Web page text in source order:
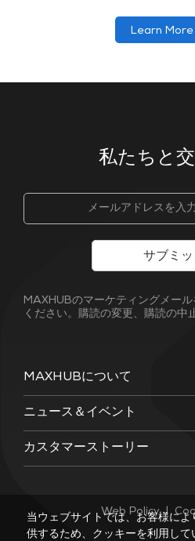
Learn More
私たちと
MAXHUBについて
ニュース＆イベント
カスタマーストーリー
サブミッ
MAXHUBのマーケティングメー
ください。購読の変更、購読の中
Web Policy |
当ウェブサイトでは、お客様によ
供するため、クッキーを利用して